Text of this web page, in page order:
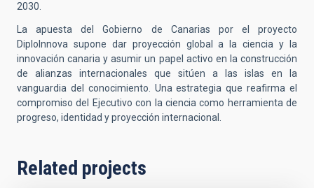
2030.
La apuesta del Gobierno de Canarias por el proyecto
DiploInnova supone dar proyección global a la ciencia y la
innovación canaria y asumir un papel activo en la construcción
de alianzas internacionales que sitúen a las islas en la
vanguardia del conocimiento. Una estrategia que reafirma el
compromiso del Ejecutivo con la ciencia como herramienta de
progreso, identidad y proyección internacional.
Related projects